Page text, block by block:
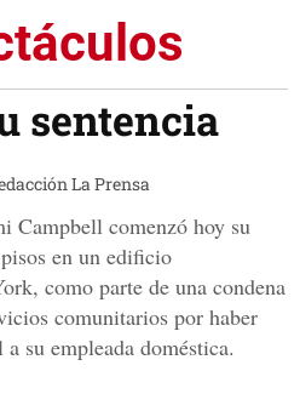
sentencia
La Prensa
Campbell comenzó hoy su
en un edificio
como parte de una condena
comunitarios por haber
su empleada doméstica.